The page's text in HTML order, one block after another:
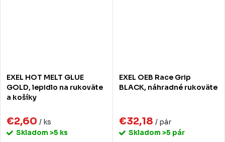
EXEL HOT MELT GLUE
GOLD, lepidlo na rukoväte
a košíky
€2,60 / ks
Skladom >5 ks
EXEL OEB Race Grip
BLACK, náhradné rukoväte
€32,18 / pár
Skladom >5 pár